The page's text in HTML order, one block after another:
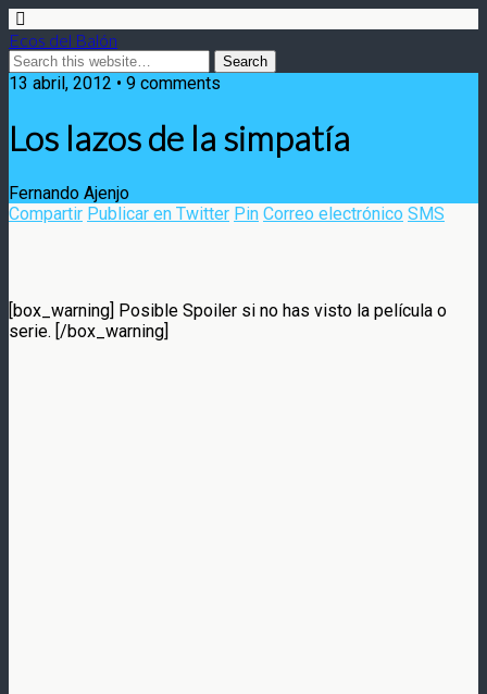
Ecos del Balón
13 abril, 2012 • 9 comments
Los lazos de la simpatía
Fernando Ajenjo
Compartir Publicar en Twitter Pin Correo electrónico SMS
[box_warning] Posible Spoiler si no has visto la película o
serie. [/box_warning]